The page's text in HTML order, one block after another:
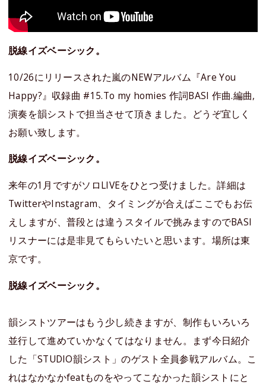
脱線イズベーシック。
10/26にリリースされた嵐のNEWアルバム『Are You
Happy?』収録曲 #15.To my homies 作詞BASI 作曲.編曲,
演奏を韻シストで担当させて頂きました。どうぞ宜しく
お願い致します。
脱線イズベーシック。
来年の1月ですがソロLIVEをひとつ受けました。詳細は
TwitterやInstagram、タイミングが合えばここでもお伝
えしますが、普段とは違うスタイルで挑みますのでBASI
リスナーには是非見てもらいたいと思います。場所は東
京です。
脱線イズベーシック。
韻シストツアーはもう少し続きますが、制作もいろいろ
並行して進めていかなくてはなりません。まず今日紹介
した「STUDIO韻シスト」のゲスト全員参戦アルバム。こ
れはなかなかfeatものをやってこなかった韻シストにと